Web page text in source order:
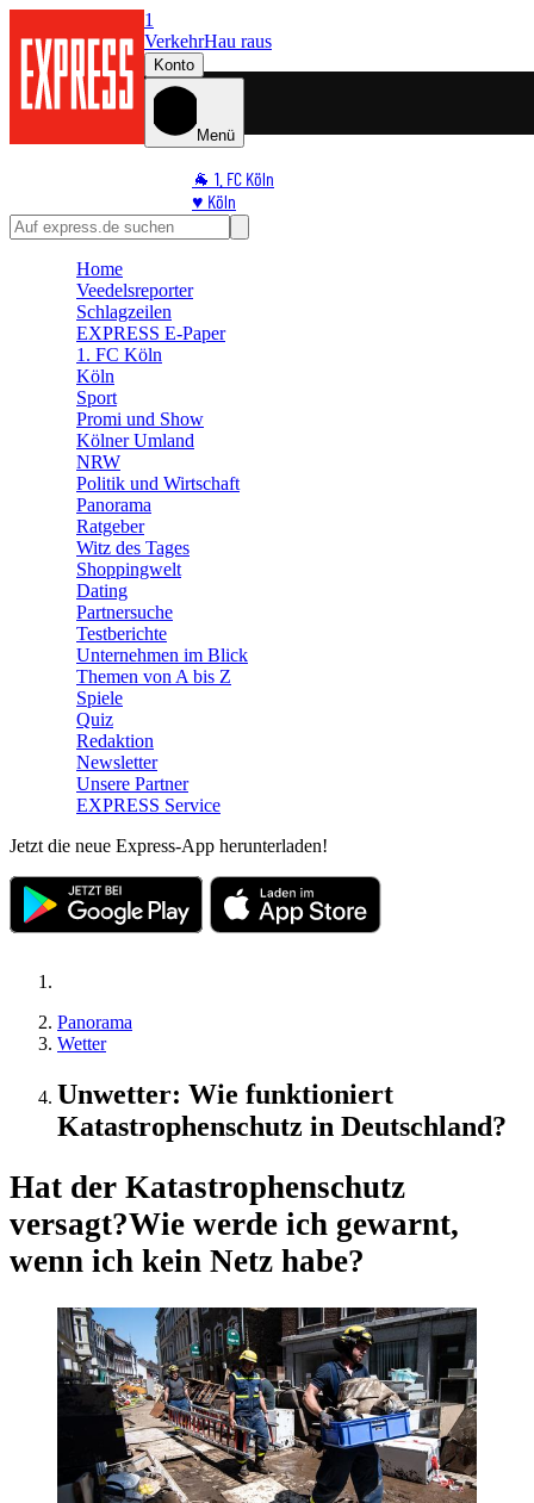
1
VerkehrHau raus
Konto
Menü
🐐 1. FC Köln
♥️ Köln
⭐ Promi
🛒 Shoppingwelt
Home
Veedelsreporter
Schlagzeilen
EXPRESS E-Paper
1. FC Köln
Köln
Sport
Promi und Show
Kölner Umland
NRW
Politik und Wirtschaft
Panorama
Ratgeber
Witz des Tages
Shoppingwelt
Dating
Partnersuche
Testberichte
Unternehmen im Blick
Themen von A bis Z
Spiele
Quiz
Redaktion
Newsletter
Unsere Partner
EXPRESS Service
Jetzt die neue Express-App herunterladen!
Panorama
Wetter
Unwetter: Wie funktioniert
Katastrophenschutz in Deutschland?
Hat der Katastrophenschutz
versagt?Wie werde ich gewarnt,
wenn ich kein Netz habe?